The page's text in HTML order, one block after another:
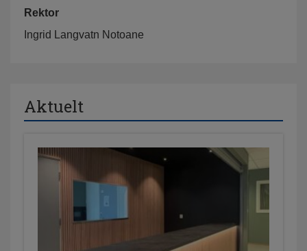
Rektor
Ingrid Langvatn Notoane
Aktuelt